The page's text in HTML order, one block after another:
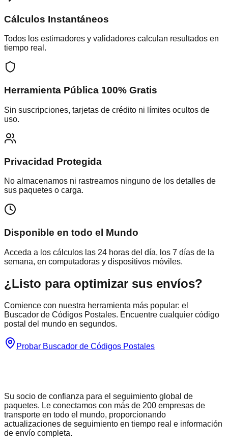
Cálculos Instantáneos
Todos los estimadores y validadores calculan resultados en
tiempo real.
Herramienta Pública 100% Gratis
Sin suscripciones, tarjetas de crédito ni límites ocultos de
uso.
Privacidad Protegida
No almacenamos ni rastreamos ninguno de los detalles de
sus paquetes o carga.
Disponible en todo el Mundo
Acceda a los cálculos las 24 horas del día, los 7 días de la
semana, en computadoras y dispositivos móviles.
¿Listo para optimizar sus envíos?
Comience con nuestra herramienta más popular: el
Buscador de Códigos Postales. Encuentre cualquier código
postal del mundo en segundos.
Probar Buscador de Códigos Postales
Su socio de confianza para el seguimiento global de
paquetes. Le conectamos con más de 200 empresas de
transporte en todo el mundo, proporcionando
actualizaciones de seguimiento en tiempo real e información
de envío completa.